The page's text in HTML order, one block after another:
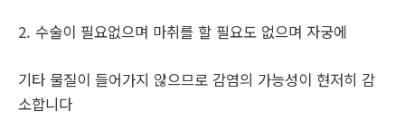
2. 수술이 필요없으며 마취를 할 필요도 없으며 자궁에
기타 물질이 들어가지 않으므로 감염의 가능성이 현저히 감
소합니다